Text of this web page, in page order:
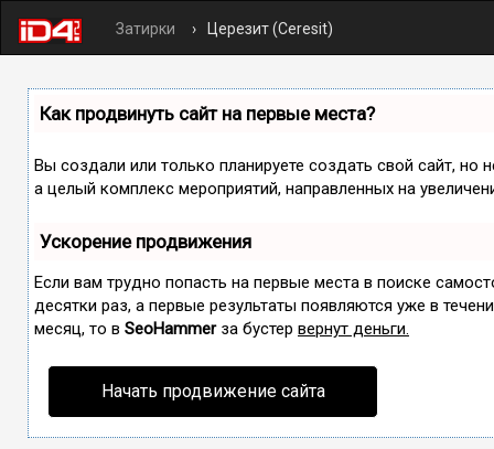
Затирки Церезит (Ceresit)
Как продвинуть сайт на первые места?
Вы создали или только планируете создать свой сайт, но
а целый комплекс мероприятий, направленных на
Ускорение продвижения
Если вам трудно попасть на первые места в поиске
десятки раз, а первые результаты появляются уже в
месяц, то в SeoHammerза бустер вернут деньги.
Начать продвижение сайта